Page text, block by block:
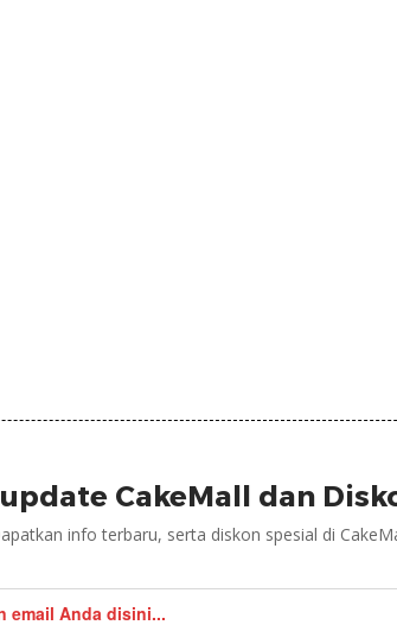
CakeMall dan
info terbaru, serta diskon spesial di